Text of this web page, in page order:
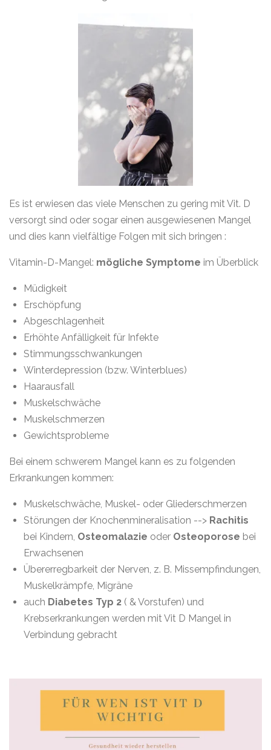
Es ist erwiesen das viele Menschen zu gering mit Vit. D
versorgt sind oder sogar einen ausgewiesenen Mangel
und dies kann vielfältige Folgen mit sich bringen :
Vitamin-D-Mangel: mögliche Symptome im Überblick
Müdigkeit
Erschöpfung
Abgeschlagenheit
Erhöhte Anfälligkeit für Infekte
Stimmungsschwankungen
Winterdepression (bzw. Winterblues)
Haarausfall
Muskelschwäche
Muskelschmerzen
Gewichtsprobleme
Bei einem schwerem Mangel kann es zu folgenden
Erkrankungen kommen:
Muskelschwäche, Muskel- oder Gliederschmerzen
Störungen der Knochenmineralisation --> Rachitis
bei Kindern, Osteomalazie oder Osteoporose bei
Erwachsenen
Übererregbarkeit der Nerven, z. B. Missempfindungen,
Muskelkrämpfe, Migräne
auch Diabetes Typ 2 ( & Vorstufen) und
Krebserkrankungen werden mit Vit D Mangel in
Verbindung gebracht